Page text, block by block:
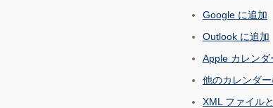
Google に追加
Outlook に追加
Apple カレンダ
他のカレンダ
XML ファイル